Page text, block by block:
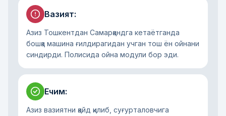
Вазият:
Азиз Тошкентдан Самарқандга кетаётганда
бошқа машина ғилдирагидан учган тош ён ойнани
синдирди. Полисида ойна модули бор эди.
Ечим:
Азиз вазиятни қайд қилиб, суғурталовчига